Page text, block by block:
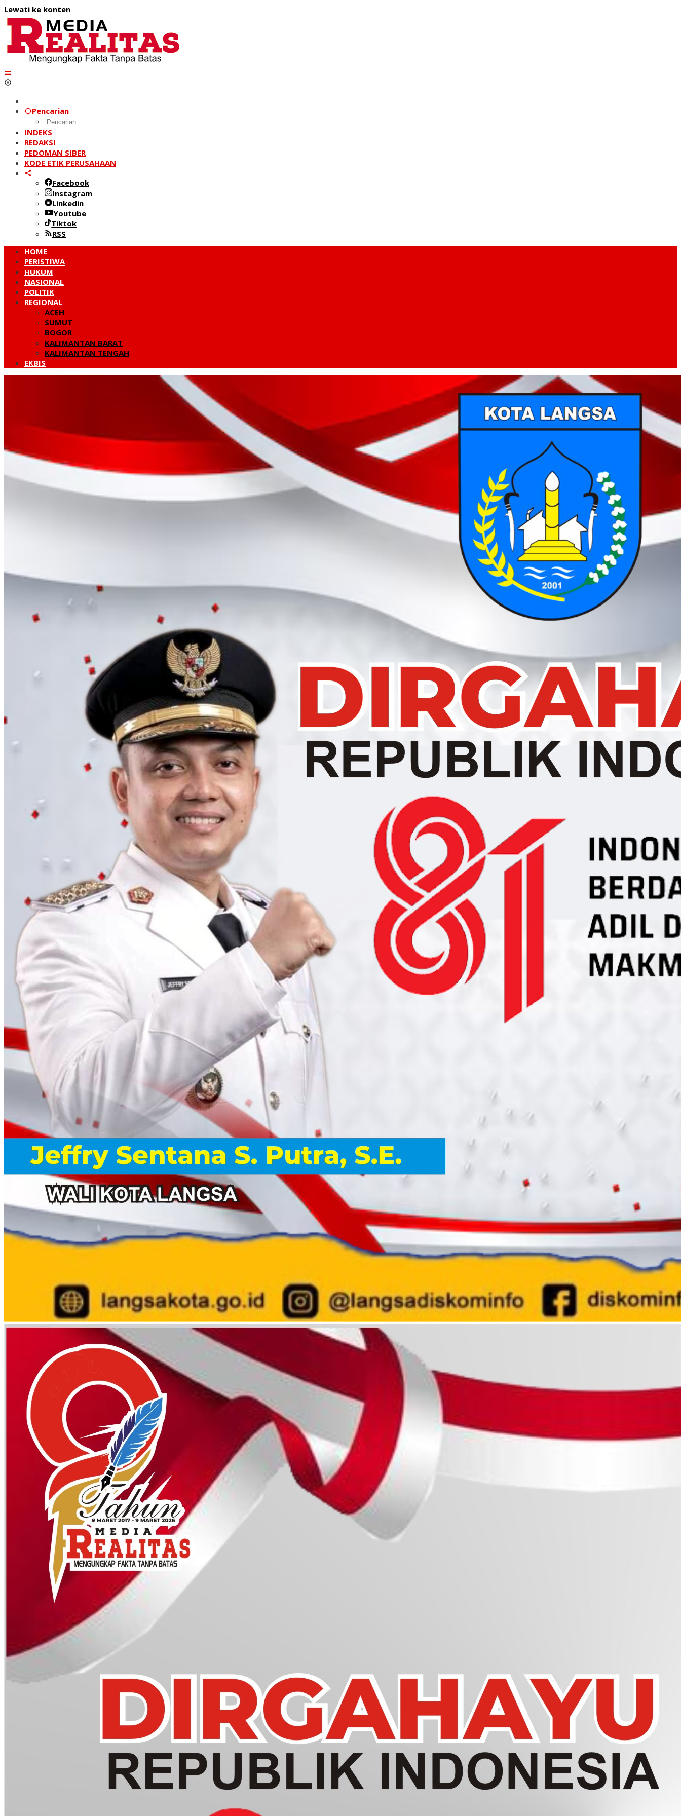
Lewati ke konten
Pencarian
INDEKS
REDAKSI
PEDOMAN SIBER
KODE ETIK PERUSAHAAN
Facebook
Instagram
Linkedin
Youtube
Tiktok
RSS
HOME
PERISTIWA
HUKUM
NASIONAL
POLITIK
REGIONAL
ACEH
SUMUT
BOGOR
KALIMANTAN BARAT
KALIMANTAN TENGAH
EKBIS